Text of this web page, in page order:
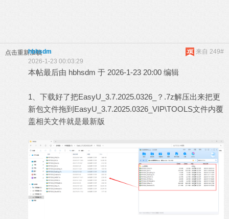
点击重新加载 来自 249#
hbhsdm
2026-1-23 00:03:29
本帖最后由 hbhsdm 于 2026-1-23 20:00 编辑
1、下载好了把EasyU_3.7.2025.0326_？.7z解压出来把更
新包文件拖到EasyU_3.7.2025.0326_VIP\TOOLS文件内覆
盖相关文件就是最新版